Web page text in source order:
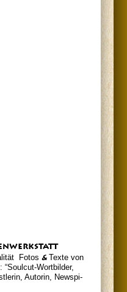
Fotos &Tex­te von
“Soul­cut-Wort­bil­der,
Autorin, News­pi­